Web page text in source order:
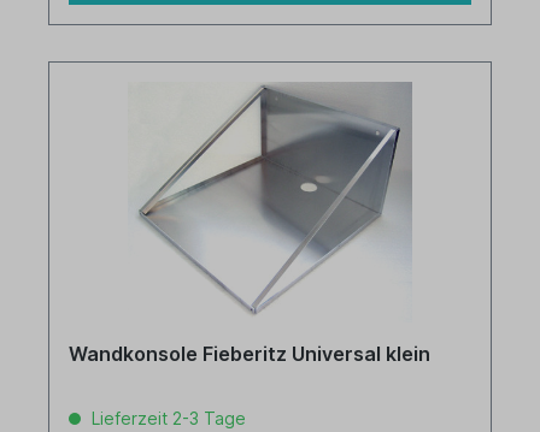
Wandkonsole Fieberitz Universal klein
Lieferzeit 2-3 Tage